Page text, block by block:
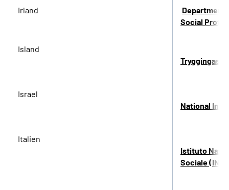
Irland
Department
Social
Island
Israel
National
Italien
Istituto
Sociale